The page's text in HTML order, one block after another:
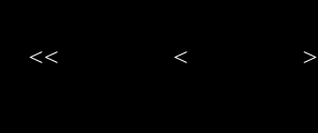
<< < >